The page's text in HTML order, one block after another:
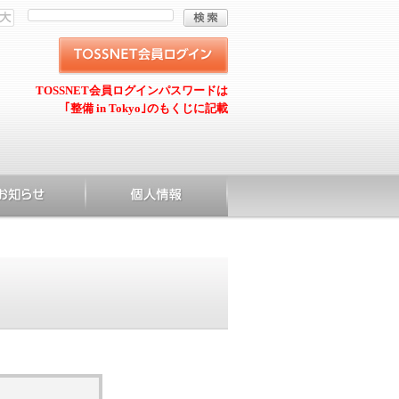
TOSSNET会員ログインパスワードは
｢整備 in Tokyo｣のもくじに記載